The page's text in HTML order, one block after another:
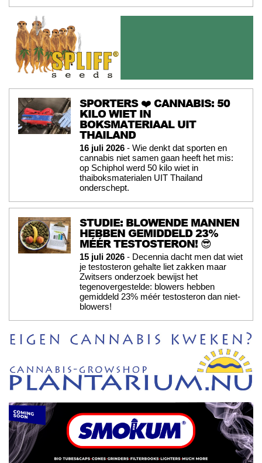
SPORTERS ❤️ CANNABIS: 50
KILO WIET IN
BOKSMATERIAAL UIT
THAILAND
16 juli 2026 - Wie denkt dat sporten en
cannabis niet samen gaan heeft het mis:
op Schiphol werd 50 kilo wiet in
thaiboksmaterialen UIT Thailand
onderschept.
STUDIE: BLOWENDE MANNEN
HEBBEN GEMIDDELD 23%
MÉÉR TESTOSTERON! 😎
15 juli 2026 - Decennia dacht men dat wiet
je testosteron gehalte liet zakken maar
Zwitsers onderzoek bewijst het
tegenovergestelde: blowers hebben
gemiddeld 23% méér testosteron dan niet-
blowers!